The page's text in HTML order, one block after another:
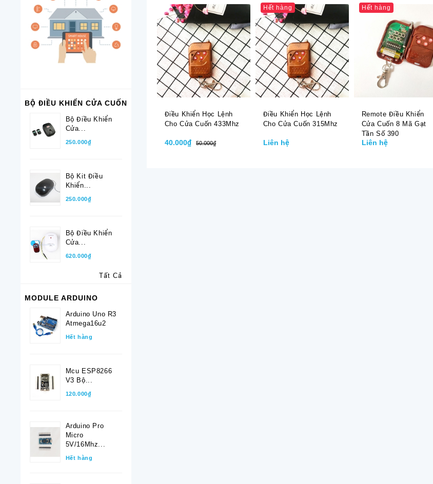
BỘ ĐIỀU KHIỂN CỬA CUỐN
Bộ Điều Khiển
Cửa...
250.000₫
Bộ Kit Điều
Khiển...
250.000₫
Bộ Điều Khiển
Cửa...
620.000₫
Tất Cả
MODULE ARDUINO
Arduino Uno R3
Atmega16u2
Hết hàng
Mcu ESP8266
V3 Bộ...
120.000₫
Arduino Pro
Micro
5V/16Mhz...
Hết hàng
Điều Khiển Học Lệnh
Cho Cửa Cuốn 433Mhz
40.000₫ 50.000₫
Hết hàng
Điều Khiển Học Lệnh
Cho Cửa Cuốn 315Mhz
Liên hệ
Hết hàng
Remote Điều Khiển
Cửa Cuốn 8 Mã Gạt
Tần Số 390
Liên hệ